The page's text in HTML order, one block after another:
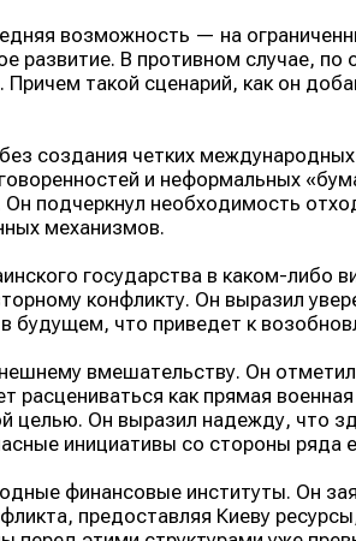
возможность — на
развитие. В противном случае,
Причем такой сценарий, как он
создания четких
и неформальных
подчеркнул необходимость
механизмов.
государства в каком-либо
конфликту. Он выразил
будущем, что приведет к
вмешательству. Он
как прямая
целью. Он выразил надежду, что
инициативы со стороны ряда
финансовые институты. Он
предоставляя Киеву